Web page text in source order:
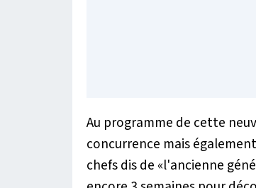
Au programme de cette
concurrence mais
chefs dis de «l'ancienne